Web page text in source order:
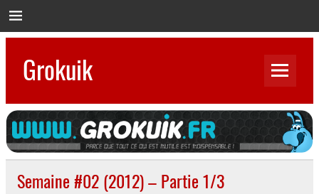
to
Grokuik
Semaine #02 (2012) – Partie 1/3